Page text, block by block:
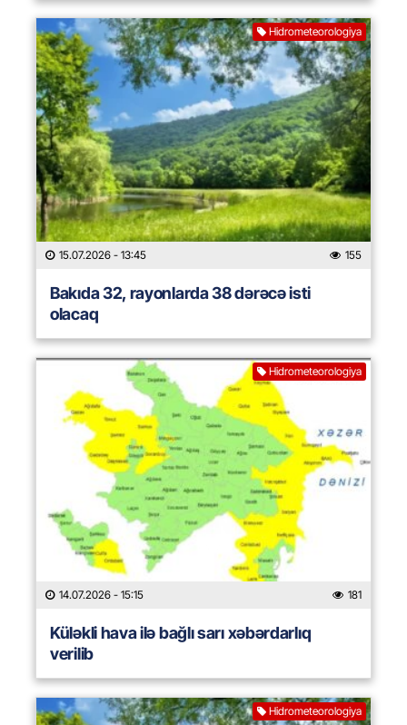
Hidrometeorologiya
15.07.2026 - 13:45 155
Bakıda 32, rayonlarda 38 dərəcə isti
olacaq
Hidrometeorologiya
14.07.2026 - 15:15 181
Küləkli hava ilə bağlı sarı xəbərdarlıq
verilib
Hidrometeorologiya